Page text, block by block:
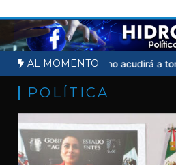
al
contenido
AL MOMENTO
Sheinbaum no acudirá a toma
POLÍTICA